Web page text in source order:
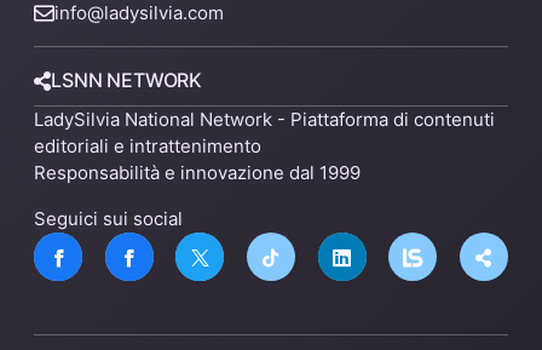
info@ladysilvia.com
LSNN NETWORK
LadySilvia National Network - Piattaforma di contenuti
editoriali e intrattenimento
Responsabilità e innovazione dal 1999
Seguici sui social